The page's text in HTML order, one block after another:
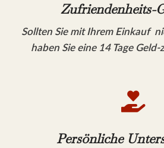
Zufriendenheits-
Sollten Sie mit Ihrem Einkauf
haben Sie eine 14 Tage

Persönliche